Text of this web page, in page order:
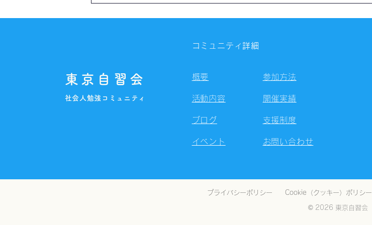
東京自習会
社会人勉強コミュニティ
コミュニティ詳細
概要
活動内容
ブログ
イベント
参加方法
開催実績
支援制度
お問い合わせ
プライバシーポリシー Cookie（クッキー）ポリシー
© 2026 東京自習会